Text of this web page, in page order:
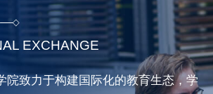
EXCHANGE
院致力于构建国际化的教育生态，学